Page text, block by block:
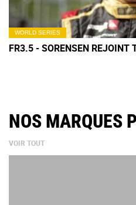
WORLD SERIES
FR3.5 - SORENSEN REJOINT
NOS MARQUES
VOIR TOUT